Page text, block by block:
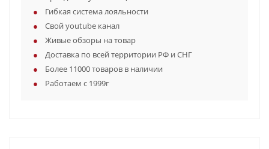
Гибкая система лояльности
Свой youtube канал
Живые обзоры на товар
Доставка по всей территории РФ и СНГ
Более 11000 товаров в наличии
Работаем с 1999г